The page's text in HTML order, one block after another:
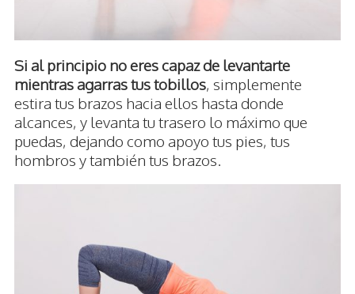
Si al principio no eres capaz de levantarte
mientras agarras tus tobillos, simplemente
estira tus brazos hacia ellos hasta donde
alcances, y levanta tu trasero lo máximo que
puedas, dejando como apoyo tus pies, tus
hombros y también tus brazos.